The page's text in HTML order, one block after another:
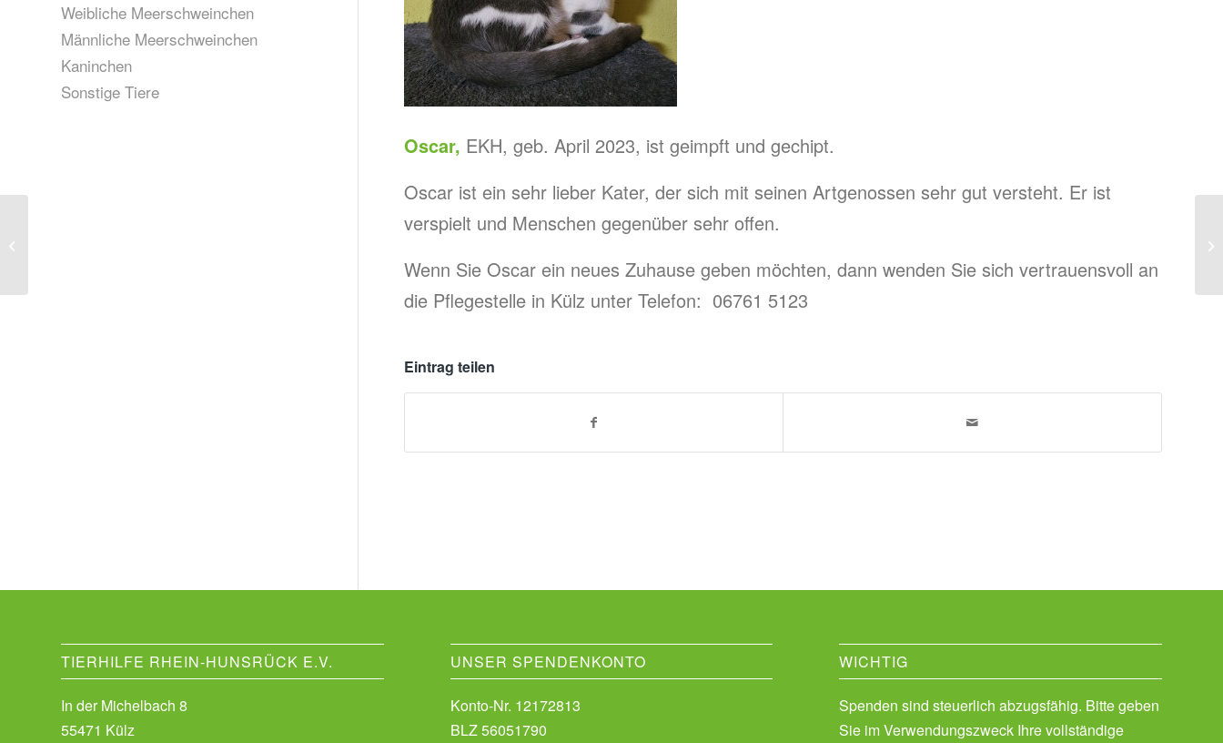
Oscar, EKH, geb. April 2023, ist geimpft und gechipt.
Oscar ist ein sehr lieber Kater, der sich mit seinen Artgenossen sehr gut versteht. Er ist
verspielt und Menschen gegenüber sehr offen.
Wenn Sie Oscar ein neues Zuhause geben möchten, dann wenden Sie sich vertrauensvoll an
die Pflegestelle in Külz unter Telefon: 06761 5123
Eintrag teilen
Weibliche Meerschweinchen
Männliche Meerschweinchen
Kaninchen
Sonstige Tiere
TIERHILFE RHEIN-HUNSRÜCK E.V.
In der Michelbach 8
55471 Külz
UNSER SPENDENKONTO
Konto-Nr. 12172813
BLZ 56051790
WICHTIG
Spenden sind steuerlich abzugsfähig. Bitte geben
Sie im Verwendungszweck Ihre vollständige